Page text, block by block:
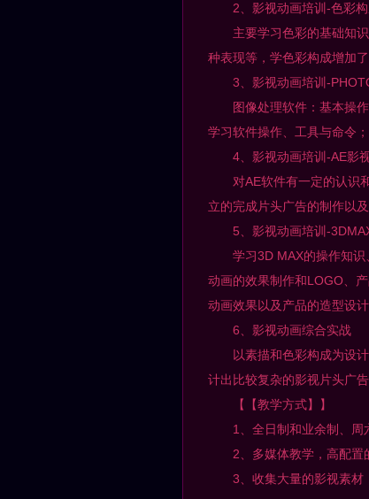
2、影视动画培训-色彩构
主要学习色彩的基础知识
种表现等，学色彩构成增加
3、影视动画培训-
图像处理软件：基本操作
学习软件操作、工具与命令
4、影视动画培训-AE影
对AE软件有一定的认识和
立的完成片头广告的制作以
5、影视动画培训-
学习3D MAX的操作知识
动画的效果制作和LOGO、
动画效果以及产品的造型设
6、影视动画综合实战
以素描和色彩构成为设计
计出比较复杂的影视片头广
【【教学方式】】
1、全日制和业余制、周六
2、多媒体教学，高配置
3、收集大量的影视素材，